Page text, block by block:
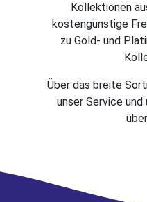
Kollektionen
kostengünstige
zu Gold- und
Über das breite
unser Service